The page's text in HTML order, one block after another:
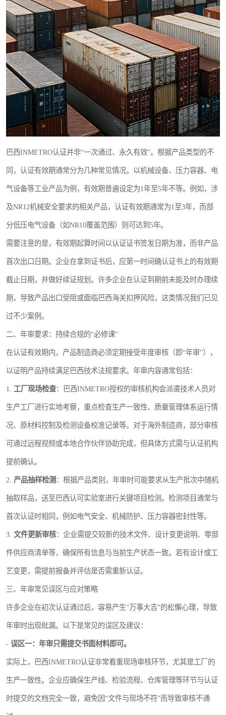
巴西INMETRO认证并非“一次通过、永久有效”。根据产品类型的不
同，认证有效期通常分为几种常见情况。以机械设备、压力容器、电
气设备等工业产品为例，有效期普遍设定为1年至5年不等。例如，涉
及NR12机械安全要求的相关产品，认证有效期通常为1至3年，而部
分低压电气设备（如NR10覆盖范围）则可达到5年。
需要注意的是，有效期起算时间以认证证书签发日期为准，而非产品
首次出口日期。企业在拿到证书后，应第一时间确认证书上的有效期
截止日期，并做好续证规划。许多企业在认证到期前未能及时办理续
期，导致产品出口受阻或面临巴西海关扣押风险，这类情况我们已见
过不少案例。
二、年审要求：持续合规的“必修课”
在认证有效期内，产品制造商必须定期接受年度审核（即“年审”），
以证明产品持续满足巴西技术法规要求。年审内容通常包括：
1. 工厂现场检查：巴西INMETRO授权的审核机构会派遣技术人员对
生产工厂进行实地考察，重点检查生产一致性、质量管理体系运行情
况、原材料控制及检测设备校准记录等。对于海外制造商，部分审核
可通过远程视频或本地合作伙伴协助完成，但具体方式需与认证机构
提前确认。
2. 产品抽样检测 ：根据产品类别，年审时可能要求从生产批次中随机
抽取样品，送至巴西认可实验室进行关键项目检测。检测项目通常与
首次认证时相同，例如电气安全、机械防护、压力容器密封性等。
3. 文件更新审核：企业需提交较新的技术文件、设计变更说明、零部
件供应商清单等，确保所有信息与当前生产状态一致。若有设计或工
艺变更，需提前报备并评估是否需重新认证。
三、年审常见误区与应对策略
许多企业在初次认证通过后，容易产生“万事大吉”的松懈心理，导致
年审时出现纰漏。以下是常见的误区及建议：
- 误区一：年审只需提交书面材料即可。
实际上，巴西INMETRO认证非常看重现场审核环节，尤其是工厂的
生产一致性。企业应确保生产线、检验流程、仓库管理等环节与认证
时提交的文档完全一致，避免因“文件与现场不符”而导致审核不通